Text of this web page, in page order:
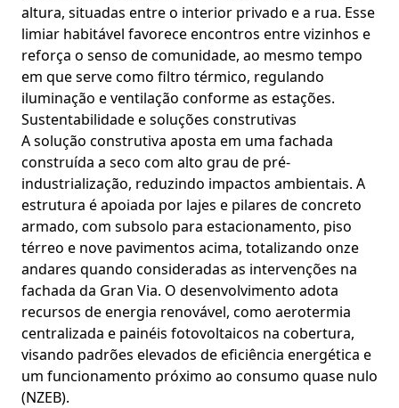
altura, situadas entre o interior privado e a rua. Esse
limiar habitável favorece encontros entre vizinhos e
reforça o senso de comunidade, ao mesmo tempo
em que serve como filtro térmico, regulando
iluminação e ventilação conforme as estações.
Sustentabilidade e soluções construtivas
A solução construtiva aposta em uma fachada
construída a seco com alto grau de pré-
industrialização, reduzindo impactos ambientais. A
estrutura é apoiada por lajes e pilares de concreto
armado, com subsolo para estacionamento, piso
térreo e nove pavimentos acima, totalizando onze
andares quando consideradas as intervenções na
fachada da Gran Via. O desenvolvimento adota
recursos de energia renovável, como aerotermia
centralizada e painéis fotovoltaicos na cobertura,
visando padrões elevados de eficiência energética e
um funcionamento próximo ao consumo quase nulo
(NZEB).